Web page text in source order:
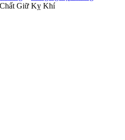
Giữ Kỵ Khí